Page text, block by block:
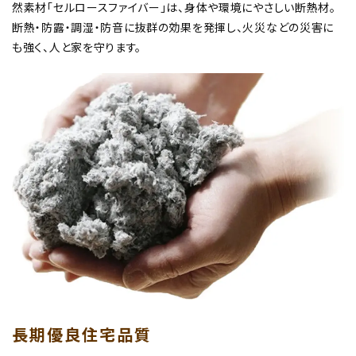
然素材「セルロースファイバー」は、身体や環境にやさしい断熱材。
断熱・防露・調湿・防音に抜群の効果を発揮し、火災などの災害に
も強く、人と家を守ります。
長期優良住宅品質